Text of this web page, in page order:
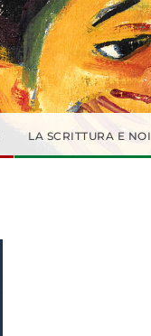
LA SCRITTURA E NOI